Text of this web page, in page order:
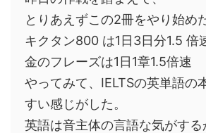
とりあえずこの2冊をやり始めた
キクタン800 は1日3日分1.5 倍
金のフレーズは1日1章1.5倍速
やってみて、IELTSの英単語の
すい感じがした。
英語は音主体の言語な気がする